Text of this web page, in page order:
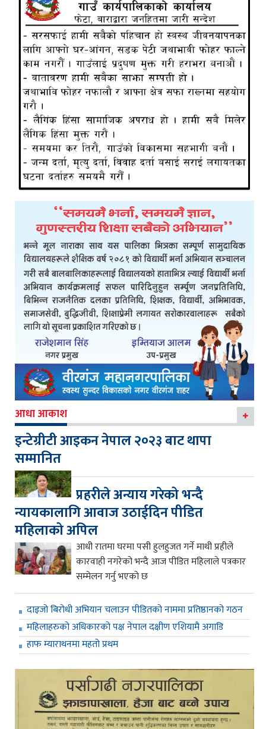
आधा आकाश
इन्टेग्रीटी आइकन नेपाल २०२३ बाट थापा
सम्मानित
प्रहरीले अन्याय गरेको भन्दै
न्यायकालागि आवाज उठाईदिन पीडित
महिलाको अपिल
आधी रातमा घरमा पसी हुलहुजत गर्ने माथी प्रहीले
कारवाही नगरेको भन्दै आज पीडित महिलाले पत्रकार
सम्मेलन गर्नु भएको छ
दाइजो बिरोधी अभियान चलाउन पीडितको नाममा प्रतिष्ठानको गठन
महिलाहरुको अधिकारको पक्ष नेपाल दक्षीण एशियामै अगाडि
हाफ म्याराथनमा महतो प्रथम